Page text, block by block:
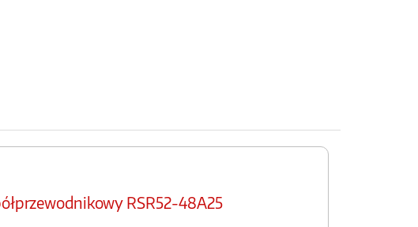
RSR52-48A25